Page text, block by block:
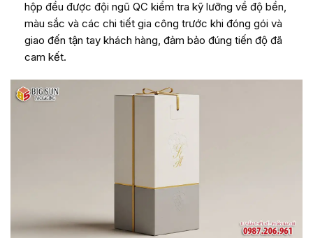
hộp đều được đội ngũ QC kiểm tra kỹ lưỡng về độ bền,
màu sắc và các chi tiết gia công trước khi đóng gói và
giao đến tận tay khách hàng, đảm bảo đúng tiến độ đã
cam kết.